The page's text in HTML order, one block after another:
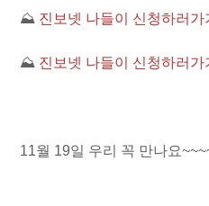
​⛰️ 진보넷 나들이 신청하러가
⛰️ 진보넷 나들이 신청하러가
11월 19일 우리 꼭 만나요